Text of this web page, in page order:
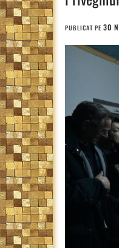
PUBLICAT PE 30